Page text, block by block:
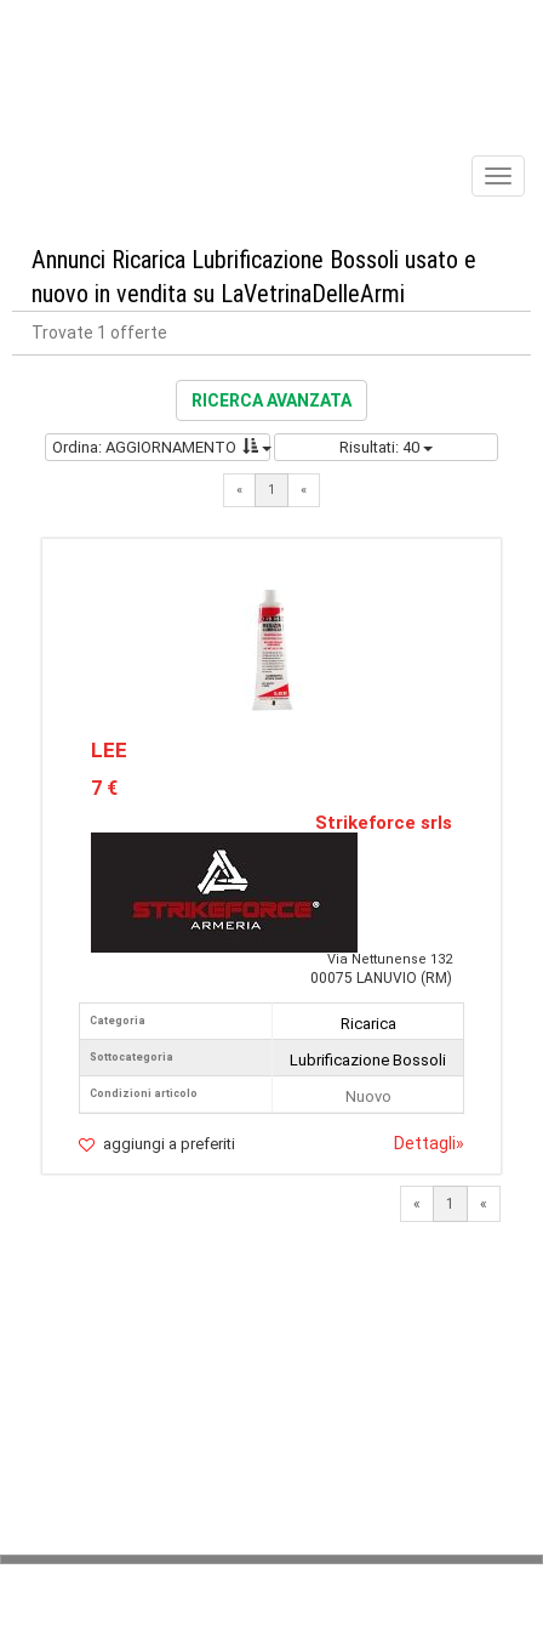
Annunci Ricarica Lubrificazione Bossoli usato e
nuovo in vendita su LaVetrinaDelleArmi
Trovate 1 offerte
RICERCA AVANZATA
Ordina: AGGIORNAMENTO Risultati: 40
« 1 «
LEE
7 €
Strikeforce srls
Via Nettunense 132
00075 LANUVIO (RM)
Categoria
Sottocategoria
Condizioni articolo
Ricarica
Lubrificazione Bossoli
Nuovo
aggiungi a preferiti Dettagli»
« 1 «